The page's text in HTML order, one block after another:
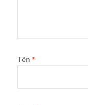
Tên *